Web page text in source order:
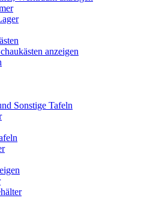
anzeigen
Sonstige Tafeln